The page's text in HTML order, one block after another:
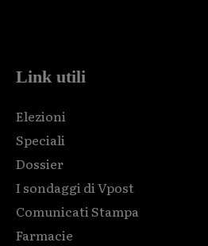
Link utili
Elezioni
Speciali
Dossier
I sondaggi di Vpost
Comunicati Stampa
Farmacie